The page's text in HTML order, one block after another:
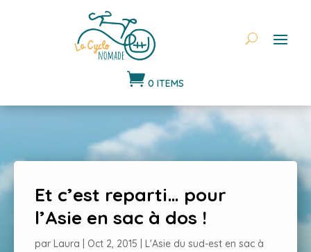
 0 ITEMS
Et c’est reparti… pour
l’Asie en sac à dos !
par Laura Oct 2, 2015
L'Asie du sud-est en sac à